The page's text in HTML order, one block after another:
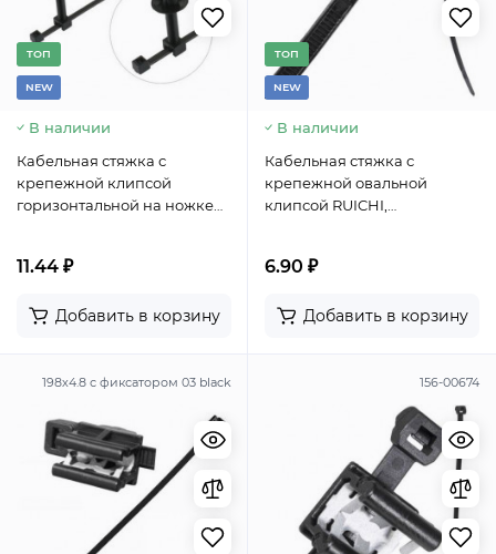
TОП
NEW
В наличии
Кабельная стяжка с
крепежной клипсой
горизонтальной на ножке
охват 25 мм, PA66, цвет
11.44 ₽
Добавить в корзину
TОП
NEW
В наличии
Кабельная стяжка с
крепежной овальной
клипсой RUICHI,
мм, PA66, цвет черный
6.90 ₽
Добавить в корзину
198х4.8 с фиксатором 03 black 156-00674